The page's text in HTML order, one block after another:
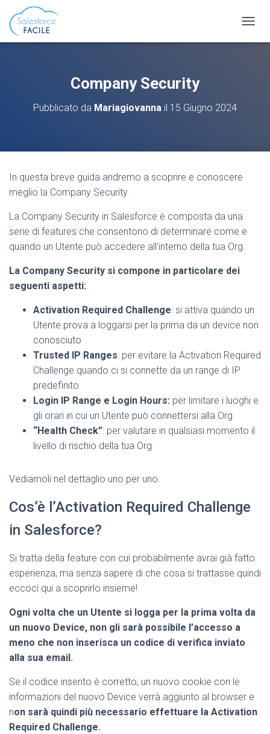
A
Company Security
Pubblicato da Mariagiovanna il 15 Giugno 2024
In questa breve guida andremo a scoprire e conoscere
meglio la Company Security.
La Company Security in Salesforce è composta da una
serie di features che consentono di determinare come e
quando un Utente può accedere all’interno della tua Org.
La Company Security si compone in particolare dei
seguenti aspetti:
Activation Required Challenge: si attiva quando un
Utente prova a loggarsi per la prima da un device non
conosciuto
Trusted IP Ranges: per evitare la Activation Required
Challenge quando ci si connette da un range di IP
predefinito
Login IP Range e Login Hours: per limitare i luoghi e
gli orari in cui un Utente può connettersi alla Org
“Health Check”: per valutare in qualsiasi momento il
livello di rischio della tua Org
Vediamoli nel dettaglio uno per uno.
Cos’è l’Activation Required Challenge
in Salesforce?
Si tratta della feature con cui probabilmente avrai già fatto
esperienza, ma senza sapere di che cosa si trattasse quindi
eccoci qui a scoprirlo insieme!
Ogni volta che un Utente si logga per la prima volta da
un nuovo Device, non gli sarà possibile l’accesso a
meno che non inserisca un codice di verifica inviato
alla sua email.
Se il codice inserito è corretto, un nuovo cookie con le
informazioni del nuovo Device verrà aggiunto al browser e
non sarà quindi più necessario effettuare la Activation
Required Challenge.